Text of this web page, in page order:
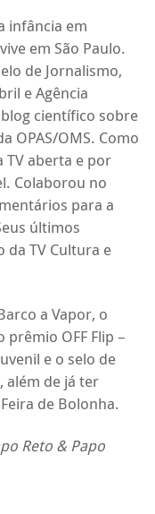
infância em
em São Paulo.
de Jornalismo,
e Agência
científico sobre
OPAS/OMS. Como
aberta e por
Colaborou no
para a
últimos
da TV Cultura e
a Vapor, o
OFF Flip –
e o selo de
além de já ter
de Bolonha.
Reto & Papo